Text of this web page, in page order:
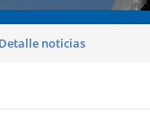
Detalle noticias